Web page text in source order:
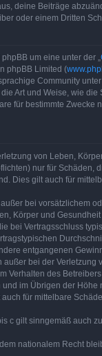
deine Beiträge
oder einem Dritten
um eine unter der „
phpBB Limited (
Community
Art und Weise, wie
für bestimmte Zwecke
von Leben,
nur für Schäden,
Dies gilt auch für
bei vorsätzlichem
Körper und
bei Vertragsschluss
entgangenen
bei der Verletzung
Verhalten des
im Übrigen der Höhe
für mittelbare
c gilt sinngemäß auch
nationalem Recht